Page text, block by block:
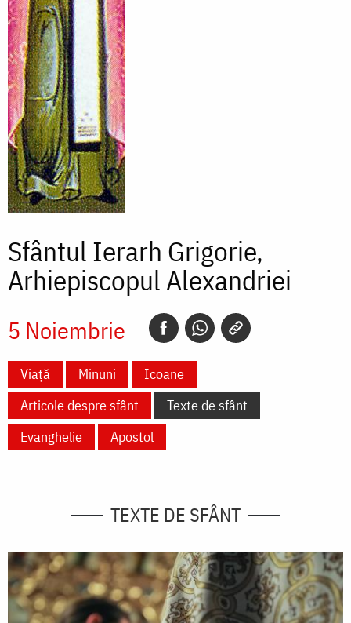
Sfântul Ierarh Grigorie,
Arhiepiscopul Alexandriei
5 Noiembrie
Viață Minuni
Icoane
Articole despre sfânt
Texte de sfânt
Evanghelie
Apostol
TEXTE DE SFÂNT